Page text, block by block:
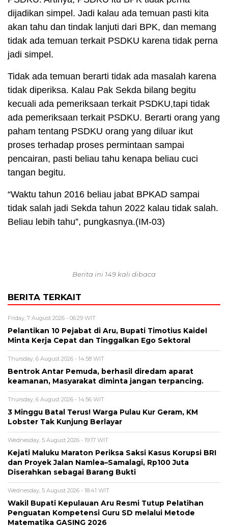
dijadikan simpel. Jadi kalau ada temuan pasti kita
akan tahu dan tindak lanjuti dari BPK, dan memang
tidak ada temuan terkait PSDKU karena tidak perna
jadi simpel.
Tidak ada temuan berarti tidak ada masalah karena
tidak diperiksa. Kalau Pak Sekda bilang begitu
kecuali ada pemeriksaan terkait PSDKU,tapi tidak
ada pemeriksaan terkait PSDKU. Berarti orang yang
paham tentang PSDKU orang yang diluar ikut
proses terhadap proses permintaan sampai
pencairan, pasti beliau tahu kenapa beliau cuci
tangan begitu.
“Waktu tahun 2016 beliau jabat BPKAD sampai
tidak salah jadi Sekda tahun 2022 kalau tidak salah.
Beliau lebih tahu”, pungkasnya.(IM-03)
Berita ini 149 kali dibaca
BERITA TERKAIT
Friday, 7 August 2026 - 06:29 WIT
Pelantikan 10 Pejabat di Aru, Bupati Timotius Kaidel
Minta Kerja Cepat dan Tinggalkan Ego Sektoral
Thursday, 6 August 2026 - 14:58 WIT
Bentrok Antar Pemuda, berhasil diredam aparat
keamanan, Masyarakat diminta jangan terpancing.
Thursday, 6 August 2026 - 14:56 WIT
3 Minggu Batal Terus! Warga Pulau Kur Geram, KM
Lobster Tak Kunjung Berlayar
Wednesday, 5 August 2026 - 19:17 WIT
Kejati Maluku Maraton Periksa Saksi Kasus Korupsi BRI
dan Proyek Jalan Namlea–Samalagi, Rp100 Juta
Diserahkan sebagai Barang Bukti
Wednesday, 5 August 2026 - 18:41 WIT
Wakil Bupati Kepulauan Aru Resmi Tutup Pelatihan
Penguatan Kompetensi Guru SD melalui Metode
Matematika GASING 2026